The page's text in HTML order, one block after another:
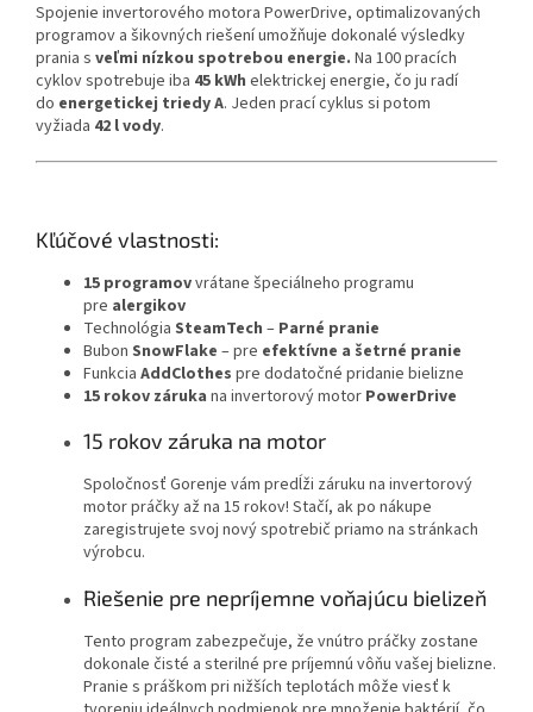
Spojenie invertorového motora PowerDrive, optimalizovaných
programov a šikovných riešení umožňuje dokonalé výsledky
prania s veľmi nízkou spotrebou energie. Na 100 pracích
cyklov spotrebuje iba 45 kWh elektrickej energie, čo ju radí
do energetickej triedy A. Jeden prací cyklus si potom
vyžiada 42 l vody.
Kľúčové vlastnosti:
15 programovvrátane špeciálneho programu
pre alergikov
Technológia SteamTech – Parné pranie
Bubon SnowFlake – pre efektívne a šetrné pranie
Funkcia AddClothes pre dodatočné pridanie bielizne
15 rokov záruka na invertorový motor PowerDrive
15 rokov záruka na motor
Spoločnosť Gorenje vám predĺži záruku na invertorový
motor práčky až na 15 rokov! Stačí, ak po nákupe
zaregistrujete svoj nový spotrebič priamo na stránkach
výrobcu.
Riešenie pre nepríjemne voňajúcu bielizeň
Tento program zabezpečuje, že vnútro práčky zostane
dokonale čisté a sterilné pre príjemnú vôňu vašej bielizne.
Pranie s práškom pri nižších teplotách môže viesť k